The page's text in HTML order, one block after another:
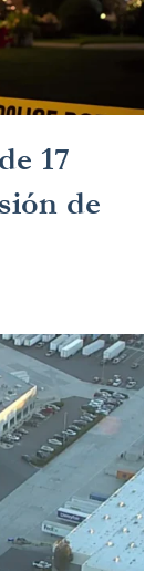
17
de